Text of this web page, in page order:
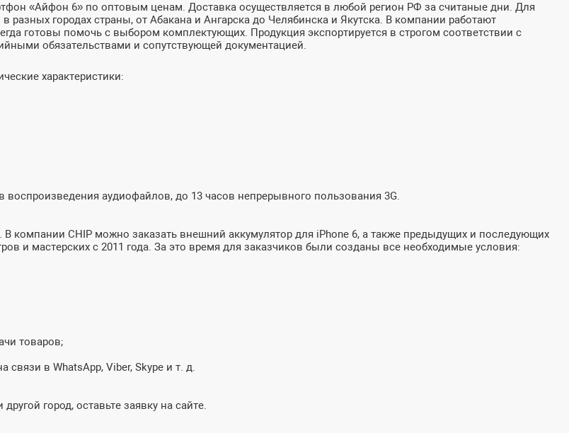
«Айфон 6» по оптовым ценам. Доставка осуществляется в любой регион РФ за считаные дни. Для
городах страны, от Абакана и Ангарска до Челябинска и Якутска. В компании работают
готовы помочь с выбором комплектующих. Продукция экспортируется в строгом соответствии с
обязательствами и сопутствующей документацией.
характеристики:
аудиофайлов, до 13 часов непрерывного пользования 3G.
компании CHIP можно заказать внешний аккумулятор для iPhone 6, а также предыдущих и последующих
и мастерских с 2011 года. За это время для заказчиков были созданы все необходимые условия:
товаров;
связи в WhatsApp, Viber, Skype и т. д.
город, оставьте заявку на сайте.